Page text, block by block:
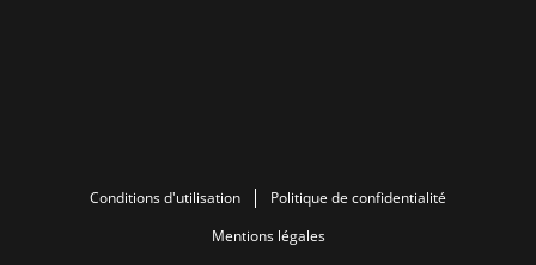
Conditions d'utilisation
Politique de confidentialité
Mentions légales